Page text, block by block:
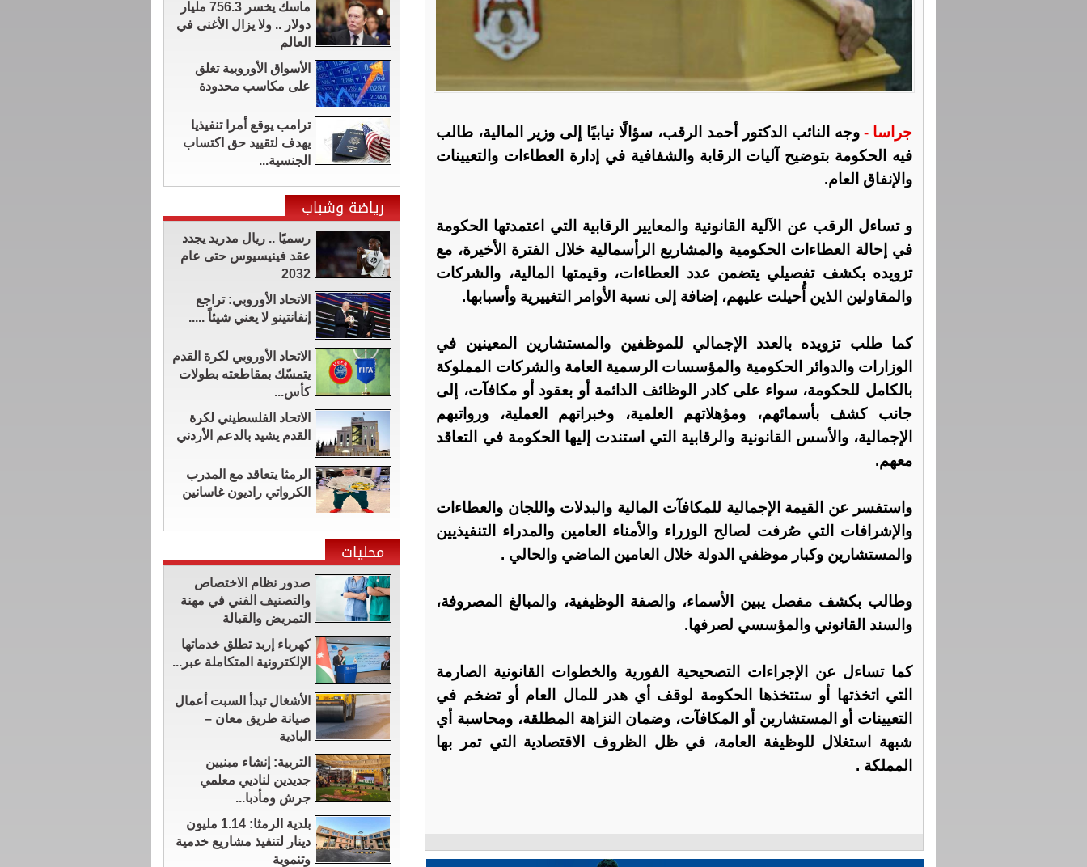
جراسا - وجه النائب الدكتور أحمد الرقب، سؤالًا نيابيًا إلى وزير المالية، طالب
فيه الحكومة بتوضيح آليات الرقابة والشفافية في إدارة العطاءات والتعيينات
والإنفاق العام.
و تساءل الرقب عن الآلية القانونية والمعايير الرقابية التي اعتمدتها الحكومة
في إحالة العطاءات الحكومية والمشاريع الرأسمالية خلال الفترة الأخيرة، مع
تزويده بكشف تفصيلي يتضمن عدد العطاءات، وقيمتها المالية، والشركات
والمقاولين الذين أُحيلت عليهم، إضافة إلى نسبة الأوامر التغييرية وأسبابها.
كما طلب تزويده بالعدد الإجمالي للموظفين والمستشارين المعينين في
الوزارات والدوائر الحكومية والمؤسسات الرسمية العامة والشركات المملوكة
بالكامل للحكومة، سواء على كادر الوظائف الدائمة أو بعقود أو مكافآت، إلى
جانب كشف بأسمائهم، ومؤهلاتهم العلمية، وخبراتهم العملية، ورواتبهم
الإجمالية، والأسس القانونية والرقابية التي استندت إليها الحكومة في التعاقد
معهم.
واستفسر عن القيمة الإجمالية للمكافآت المالية والبدلات واللجان والعطاءات
والإشرافات التي صُرفت لصالح الوزراء والأمناء العامين والمدراء التنفيذيين
والمستشارين وكبار موظفي الدولة خلال العامين الماضي والحالي .
وطالب بكشف مفصل يبين الأسماء، والصفة الوظيفية، والمبالغ المصروفة،
والسند القانوني والمؤسسي لصرفها.
كما تساءل عن الإجراءات التصحيحية الفورية والخطوات القانونية الصارمة
التي اتخذتها أو ستتخذها الحكومة لوقف أي هدر للمال العام أو تضخم في
التعيينات أو المستشارين أو المكافآت، وضمان النزاهة المطلقة، ومحاسبة أي
شبهة استغلال للوظيفة العامة، في ظل الظروف الاقتصادية التي تمر بها
المملكة .
ماسك يخسر 756.3 مليار
دولار .. ولا يزال الأغنى في
العالم
الأسواق الأوروبية تغلق
على مكاسب محدودة
ترامب يوقع أمرا تنفيذيا
يهدف لتقييد حق اكتساب
الجنسية...
رياضة وشباب
رسميًا .. ريال مدريد يجدد
عقد فينيسيوس حتى عام
2032
الاتحاد الأوروبي: تراجع
إنفانتينو لا يعني شيئاً .....
الاتحاد الأوروبي لكرة القدم
يتمسّك بمقاطعته بطولات
كأس...
الاتحاد الفلسطيني لكرة
القدم يشيد بالدعم الأردني
الرمثا يتعاقد مع المدرب
الكرواتي راديون غاسانين
محليات
صدور نظام الاختصاص
والتصنيف الفني في مهنة
التمريض والقبالة
كهرباء إربد تطلق خدماتها
الإلكترونية المتكاملة عبر...
الأشغال تبدأ السبت أعمال
صيانة طريق معان –
البادية
التربية: إنشاء مبنيين
جديدين لناديي معلمي
جرش ومأدبا...
بلدية الرمثا: 1.14 مليون
دينار لتنفيذ مشاريع خدمية
وتنموية